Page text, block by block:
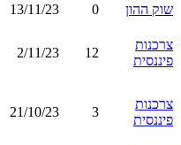
שוק ההון 0
13/11/23
צרכנות
פיננסית
12
2/11/23
צרכנות
פיננסית
3
21/10/23